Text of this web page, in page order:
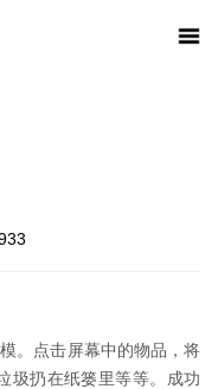
。点击屏幕中的物品，将
圾扔在纸篓里等等。成功